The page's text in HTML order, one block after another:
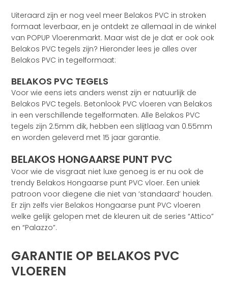
Uiteraard zijn er nog veel meer Belakos PVC in stroken
formaat leverbaar, en je ontdekt ze allemaal in de winkel
van POPUP Vloerenmarkt. Maar wist de je dat er ook ook
Belakos PVC tegels zijn? Hieronder lees je alles over
Belakos PVC in tegelformaat:
BELAKOS PVC TEGELS
Voor wie eens iets anders wenst zijn er natuurlijk de
Belakos PVC tegels. Betonlook PVC vloeren van Belakos
in een verschillende tegelformaten. Alle Belakos PVC
tegels zijn 2.5mm dik, hebben een slijtlaag van 0.55mm
en worden geleverd met 15 jaar garantie.
BELAKOS HONGAARSE PUNT PVC
Voor wie de visgraat niet luxe genoeg is er nu ook de
trendy Belakos Hongaarse punt PVC vloer. Een uniek
patroon voor diegene die niet van ‘standaard’ houden.
Er zijn zelfs vier Belakos Hongaarse punt PVC vloeren
welke gelijk gelopen met de kleuren uit de series “Attico”
en “Palazzo”.
GARANTIE OP BELAKOS PVC
VLOEREN